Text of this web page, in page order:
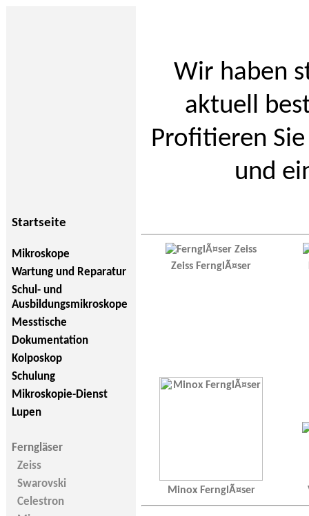
Startseite
Mikroskope
Wartung und Reparatur
Schul- und
Ausbildungsmikroskope
Messtische
Dokumentation
Kolposkop
Schulung
Mikroskopie-Dienst
Lupen
Ferngläser
Zeiss
Swarovski
Celestron
Wir haben
aktuell
Profitieren
und
Zeiss FernglÃ¤ser
Minox FernglÃ¤ser